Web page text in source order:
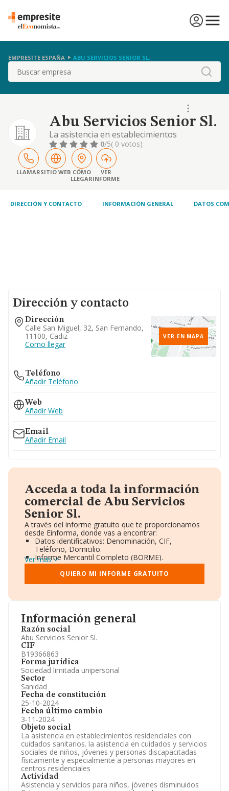
EMPRESITE ESPAÑA ABU SERVICIOS SENIOR SL.
Buscar
Abu Servicios Senior Sl.
La asistencia en establecimientos
residenciales con cuidados sanitarios. la
asistencia en cuidados y servicios sociales de
niños, jóvenes y personas discapacitadas
físicamente y especialmente a personas
mayores en centros residenciales
0/5( 0 votos)
LLAMARSITIO WEB CÓMO
LLEGAR
VER
INFORME
DIRECCIÓN Y CONTACTO INFORMACIÓN GENERAL DATOS
Información general
Razón social
Abu Servicios Senior Sl.
CIF
B19366863
Forma jurídica
Sociedad limitada unipersonal
Sector
Sanidad
Fecha de constitución
25-10-2024
Fecha último cambio
3-11-2024
Objeto social
La asistencia en establecimientos residenciales con
cuidados sanitarios. la asistencia en cuidados y servicios
sociales de niños, jóvenes y personas discapacitadas
físicamente y especialmente a personas mayores en
centros residenciales
Actividad
Asistencia y servicios para niños, jóvenes disminuidos
Dirección y contacto
Dirección
Calle San Miguel, 32, San Fernando,
11100, Cadiz
Como llegar
VER EN MAPA
Teléfono
Añadir Teléfono
Web
Añadir Web
Email
Añadir Email
Acceda a toda la información
comercial de Abu Servicios
Senior Sl.
A través del informe gratuito que te proporcionamos
desde Einforma, donde vas a encontrar:
Datos identificativos: Denominación, CIF,
Teléfono, Domicilio.
Informe Mercantil Completo (BORME).
Gráficos de Evolución Ventas y Empleados.
Consejo de Administración y Administradores.
Directivos y Ejecutivos.
Información oficial y registral complementaria.
Ver más
QUIERO MI INFORME GRATUITO